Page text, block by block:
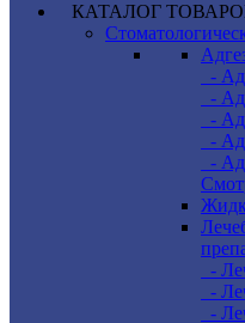
КАТАЛОГ
-
-
-
-
-
-
-
-